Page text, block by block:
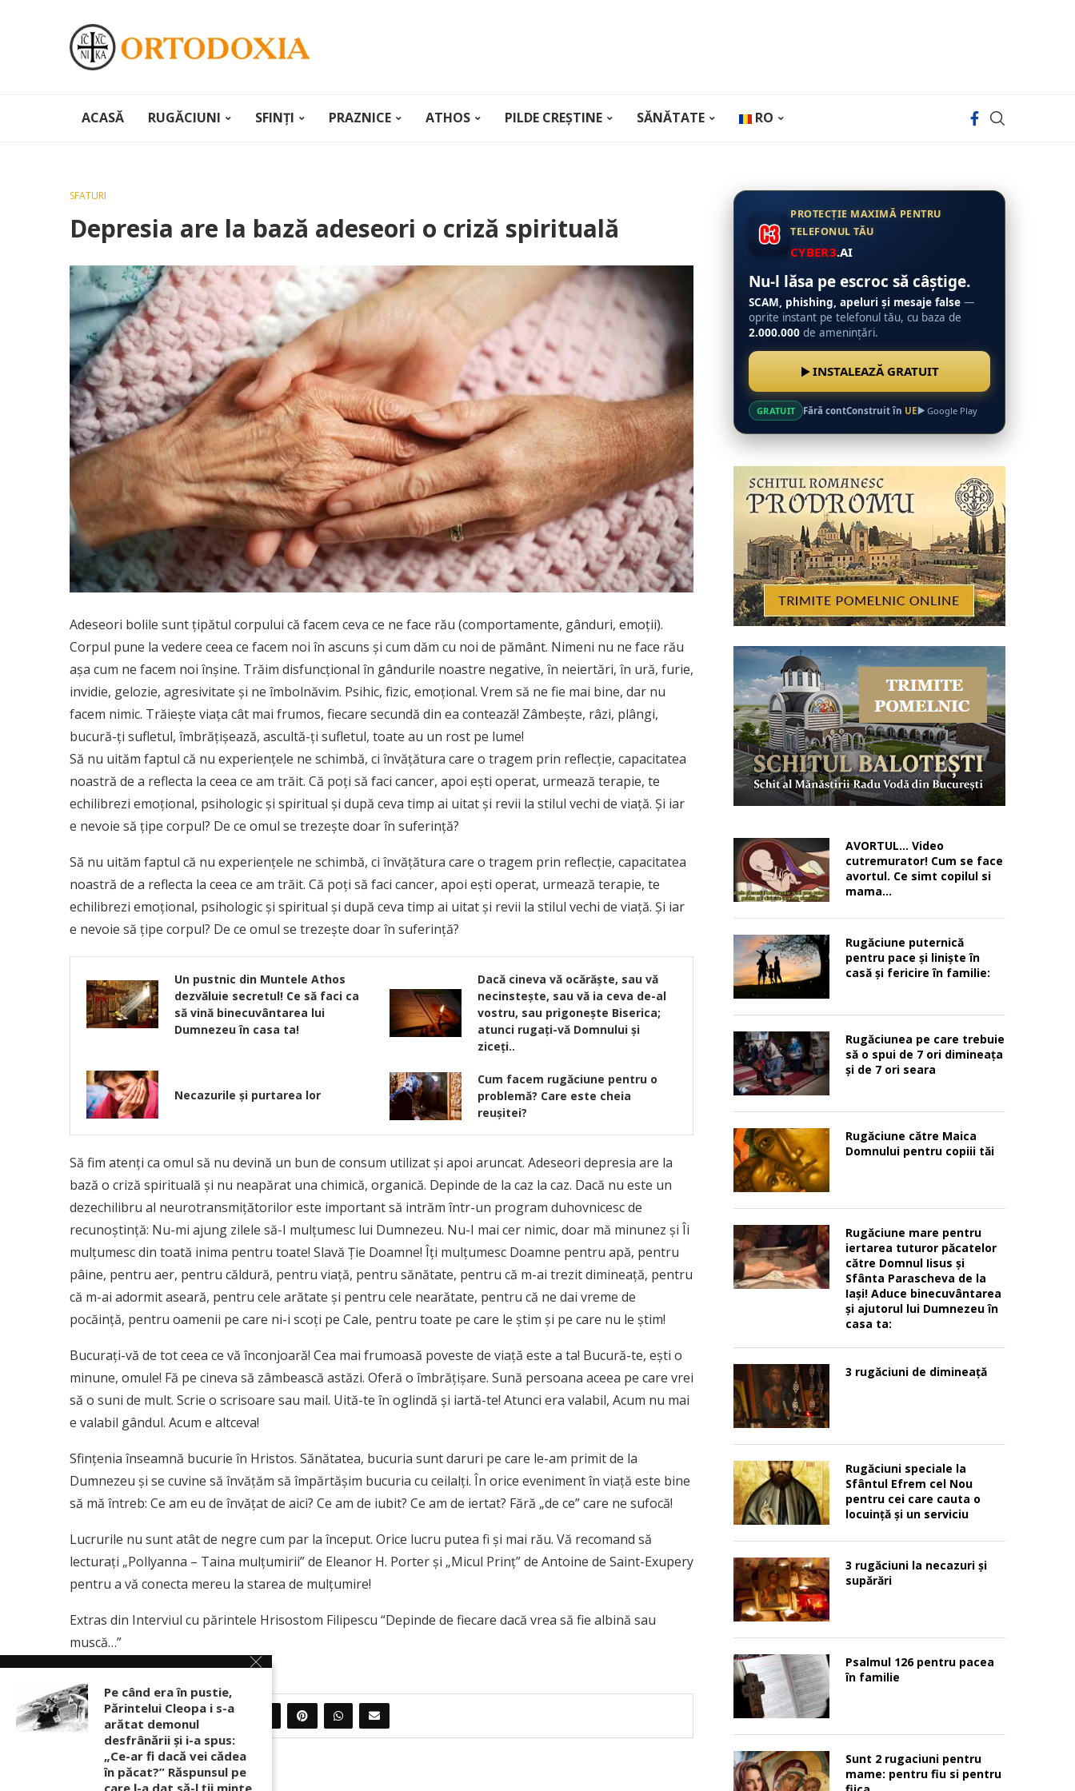
ACASĂ RUGĂCIUNI SFINȚI PRAZNICE ATHOS PILDE CREȘTINE SĂNĂTATE RO
SFATURI
Depresia are la bază adeseori o criză spirituală
Adeseori bolile sunt țipătul corpului că facem ceva ce ne face rău (comportamente, gânduri, emoții).
Corpul pune la vedere ceea ce facem noi în ascuns și cum dăm cu noi de pământ. Nimeni nu ne face rău
așa cum ne facem noi înșine. Trăim disfuncțional în gândurile noastre negative, în neiertări, în ură, furie,
invidie, gelozie, agresivitate și ne îmbolnăvim. Psihic, fizic, emoțional. Vrem să ne fie mai bine, dar nu
facem nimic. Trăiește viața cât mai frumos, fiecare secundă din ea contează! Zâmbește, râzi, plângi,
bucură-ți sufletul, îmbrățișează, ascultă-ți sufletul, toate au un rost pe lume!
Să nu uităm faptul că nu experiențele ne schimbă, ci învățătura care o tragem prin reflecție, capacitatea
noastră de a reflecta la ceea ce am trăit. Că poți să faci cancer, apoi ești operat, urmează terapie, te
echilibrezi emoțional, psihologic și spiritual și după ceva timp ai uitat și revii la stilul vechi de viață. Și iar
e nevoie să țipe corpul? De ce omul se trezește doar în suferință?
Să nu uităm faptul că nu experiențele ne schimbă, ci învățătura care o tragem prin reflecție, capacitatea
noastră de a reflecta la ceea ce am trăit. Că poți să faci cancer, apoi ești operat, urmează terapie, te
echilibrezi emoțional, psihologic și spiritual și după ceva timp ai uitat și revii la stilul vechi de viață. Și iar
e nevoie să țipe corpul? De ce omul se trezește doar în suferință?
Un pustnic din Muntele Athos
dezvăluie secretul! Ce să faci ca
să vină binecuvântarea lui
Dumnezeu în casa ta!
Dacă cineva vă ocărăște, sau vă
necinstește, sau vă ia ceva de-al
vostru, sau prigonește Biserica;
atunci rugați-vă Domnului și
ziceți..
Necazurile și purtarea lor
Cum facem rugăciune pentru o
problemă? Care este cheia
reușitei?
Să fim atenți ca omul să nu devină un bun de consum utilizat și apoi aruncat. Adeseori depresia are la
bază o criză spirituală și nu neapărat una chimică, organică. Depinde de la caz la caz. Dacă nu este un
dezechilibru al neurotransmițătorilor este important să intrăm într-un program duhovnicesc de
recunoștință: Nu-mi ajung zilele să-I mulțumesc lui Dumnezeu. Nu-I mai cer nimic, doar mă minunez și Îi
mulțumesc din toată inima pentru toate! Slavă Ție Doamne! Îți mulțumesc Doamne pentru apă, pentru
pâine, pentru aer, pentru căldură, pentru viață, pentru sănătate, pentru că m-ai trezit dimineață, pentru
că m-ai adormit aseară, pentru cele arătate și pentru cele nearătate, pentru că ne dai vreme de
pocăință, pentru oamenii pe care ni-i scoți pe Cale, pentru toate pe care le știm și pe care nu le știm!
Bucurați-vă de tot ceea ce vă înconjoară! Cea mai frumoasă poveste de viață este a ta! Bucură-te, ești o
minune, omule! Fă pe cineva să zâmbească astăzi. Oferă o îmbrățișare. Sună persoana aceea pe care vrei
să o suni de mult. Scrie o scrisoare sau mail. Uită-te în oglindă și iartă-te! Atunci era valabil, Acum nu mai
e valabil gândul. Acum e altceva!
Sfințenia înseamnă bucurie în Hristos. Sănătatea, bucuria sunt daruri pe care le-am primit de la
Dumnezeu și se cuvine să învățăm să împărtășim bucuria cu ceilalți. În orice eveniment în viață este bine
să mă întreb: Ce am eu de învățat de aici? Ce am de iubit? Ce am de iertat? Fără „de ce” care ne sufocă!
Lucrurile nu sunt atât de negre cum par la început. Orice lucru putea fi și mai rău. Vă recomand să
lecturați „Pollyanna – Taina mulțumirii” de Eleanor H. Porter și „Micul Prinț” de Antoine de Saint-Exupery
pentru a vă conecta mereu la starea de mulțumire!
Extras din Interviul cu părintele Hrisostom Filipescu “Depinde de fiecare dacă vrea să fie albină sau
muscă…”
PARTAJEAZA 0
PROTECȚIE MAXIMĂ PENTRU
TELEFONUL TĂU
CYBER3.AI
Nu-l lăsa pe escroc să câștige.
SCAM, phishing, apeluri și mesaje false —
oprite instant pe telefonul tău, cu baza de
2.000.000 de amenințări.
INSTALEAZĂ GRATUIT
GRATUIT Fără contConstruit în UE Google Play
AVORTUL… Video
cutremurator! Cum se face
avortul. Ce simt copilul si
mama…
Rugăciune puternică
pentru pace şi linişte în
casă şi fericire în familie:
Rugăciunea pe care trebuie
să o spui de 7 ori dimineața
și de 7 ori seara
Rugăciune către Maica
Domnului pentru copiii tăi
Rugăciune mare pentru
iertarea tuturor păcatelor
către Domnul Iisus şi
Sfânta Parascheva de la
Iaşi! Aduce binecuvântarea
şi ajutorul lui Dumnezeu în
casa ta:
3 rugăciuni de dimineață
Rugăciuni speciale la
Sfântul Efrem cel Nou
pentru cei care cauta o
locuinţă şi un serviciu
3 rugăciuni la necazuri și
supărări
Psalmul 126 pentru pacea
în familie
Sunt 2 rugaciuni pentru
mame: pentru fiu si pentru
Pe când era în pustie,
Părintelui Cleopa i s-a
arătat demonul
desfrânării şi i-a spus:
„Ce-ar fi dacă vei cădea
în păcat?” Răspunsul pe
care l-a dat să-l ții minte,